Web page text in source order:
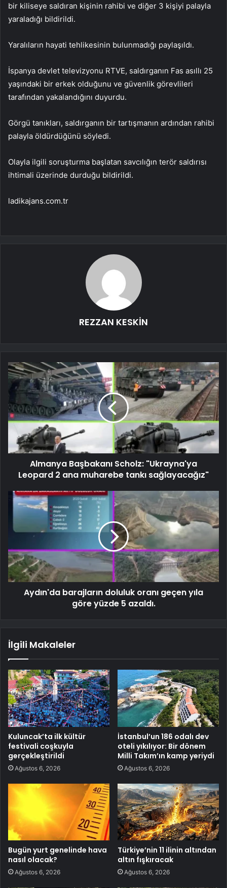
bir kiliseye saldıran kişinin rahibi ve diğer 3 kişiyi palayla
yaraladığı bildirildi.
Yaralıların hayati tehlikesinin bulunmadığı paylaşıldı.
İspanya devlet televizyonu RTVE, saldırganın Fas asıllı 25
yaşındaki bir erkek olduğunu ve güvenlik görevlileri
tarafından yakalandığını duyurdu.
Görgü tanıkları, saldırganın bir tartışmanın ardından rahibi
palayla öldürdüğünü söyledi.
Olayla ilgili soruşturma başlatan savcılığın terör saldırısı
ihtimali üzerinde durduğu bildirildi.
ladikajans.com.tr
REZZAN KESKİN
Almanya Başbakanı Scholz: "Ukrayna'ya
Leopard 2 ana muharebe tankı sağlayacağız"
Aydın'da barajların doluluk oranı geçen yıla
göre yüzde 5 azaldı.
İlgili Makaleler
Kuluncak’ta ilk kültür
festivali coşkuyla
gerçekleştirildi
Ağustos 6, 2026
İstanbul’un 186 odalı dev
oteli yıkılıyor: Bir dönem
Milli Takım’ın kamp yeriydi
Ağustos 6, 2026
Bugün yurt genelinde hava
nasıl olacak?
Ağustos 6, 2026
Türkiye’nin 11 ilinin altından
altın fışkıracak
Ağustos 6, 2026